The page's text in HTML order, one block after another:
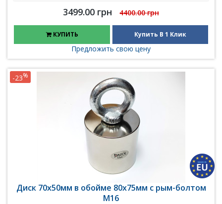
3499.00 грн 4400.00 грн
КУПИТЬ Купить В 1 Клик
Предложить свою цену
Диск 70х50мм в обойме 80х75мм с рым-болтом
М16
-23%